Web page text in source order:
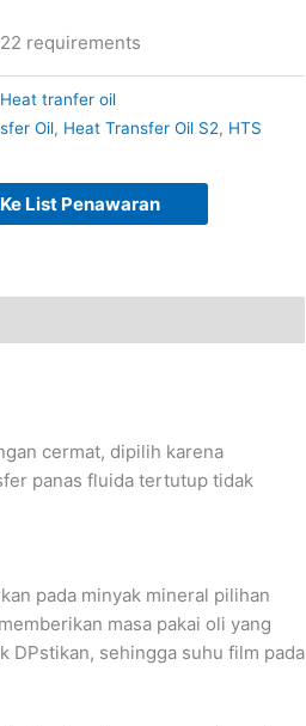
requirements
tranfer oil
Oil, Heat Transfer Oil S2, HTS
List Penawaran
cermat, dipilih karena
panas fluida tertutup tidak
pada minyak mineral pilihan
masa pakai oli yang
DPstikan, sehingga suhu film pada